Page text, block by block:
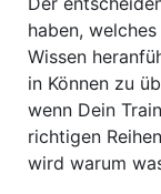
haben,
Wissen
in Können zu
wenn Dein
richtigen
wird warum